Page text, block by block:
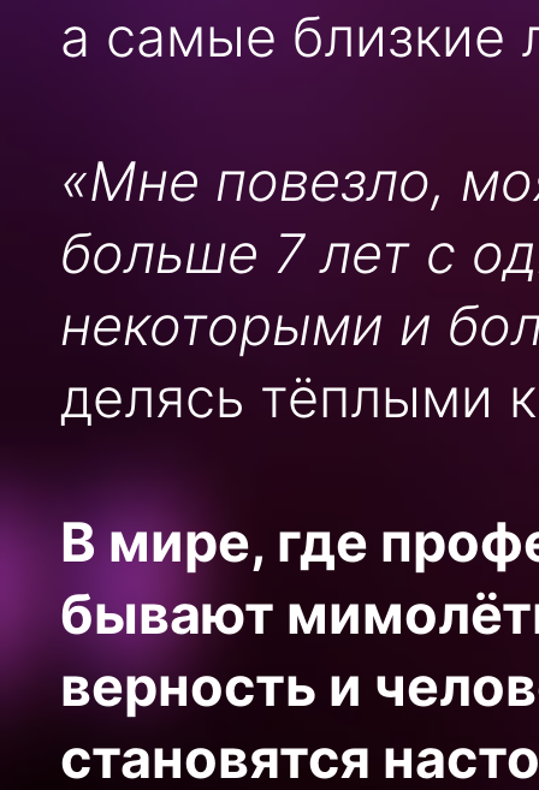
а самые близкие
«Мне повезло,
больше 7 лет с
некоторыми и
делясь тёплыми
В мире, где
бывают
верность и
становятся